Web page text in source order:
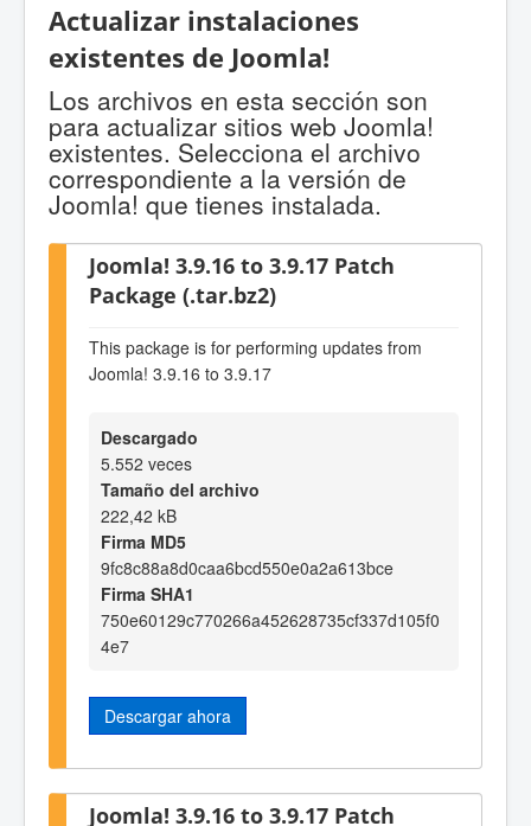
Actualizar instalaciones
existentes de Joomla!
Los archivos en esta sección son
para actualizar sitios web Joomla!
existentes. Selecciona el archivo
correspondiente a la versión de
Joomla! que tienes instalada.
Joomla! 3.9.16 to 3.9.17 Patch
Package (.tar.bz2)
This package is for performing updates from
Joomla! 3.9.16 to 3.9.17
Descargado
5.552 veces
Tamaño del archivo
222,42 kB
Firma MD5
9fc8c88a8d0caa6bcd550e0a2a613bce
Firma SHA1
750e60129c770266a452628735cf337d105f0
4e7
Descargar ahora
Joomla! 3.9.16 to 3.9.17 Patch